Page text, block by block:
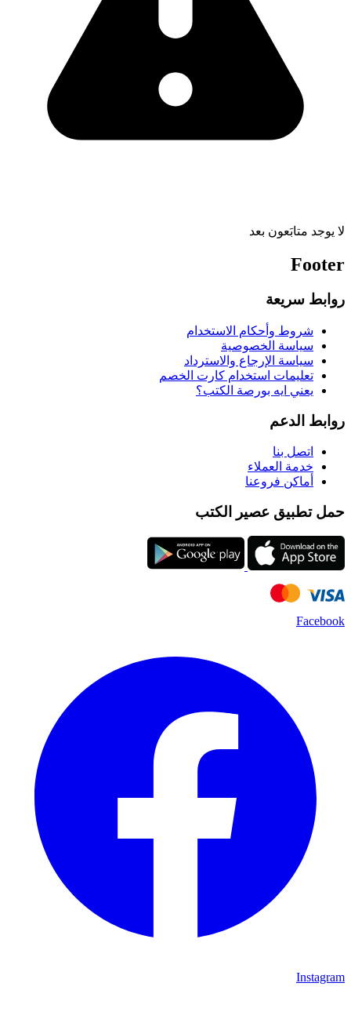
لا يوجد متابَعون بعد
Footer
روابط سريعة
شروط وأحكام الاستخدام
سياسة الخصوصية
سياسة الإرجاع والاسترداد
تعليمات استخدام كارت الخصم
يعني ايه بورصة الكتب؟
روابط الدعم
اتصل بنا
خدمة العملاء
أماكن فروعنا
حمل تطبيق عصير الكتب
Facebook
Instagram